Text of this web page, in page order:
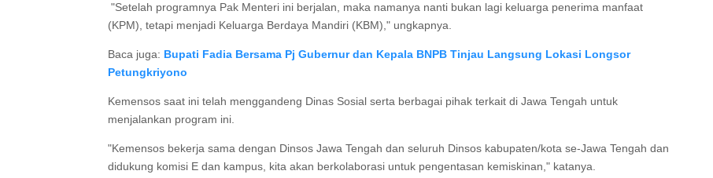
"Setelah programnya Pak Menteri ini berjalan, maka namanya nanti bukan lagi keluarga penerima manfaat
(KPM), tetapi menjadi Keluarga Berdaya Mandiri (KBM)," ungkapnya.
Baca juga: Bupati Fadia Bersama Pj Gubernur dan Kepala BNPB Tinjau Langsung Lokasi Longsor
Petungkriyono
Kemensos saat ini telah menggandeng Dinas Sosial serta berbagai pihak terkait di Jawa Tengah untuk
menjalankan program ini.
"Kemensos bekerja sama dengan Dinsos Jawa Tengah dan seluruh Dinsos kabupaten/kota se-Jawa Tengah dan
didukung komisi E dan kampus, kita akan berkolaborasi untuk pengentasan kemiskinan," katanya.